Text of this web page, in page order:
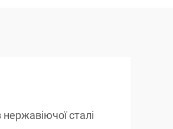
сталі